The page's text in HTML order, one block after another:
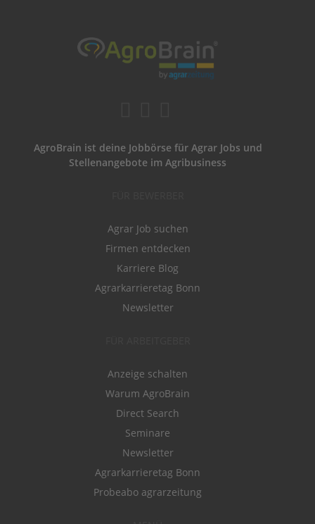
AgroBrain ist deine Jobbörse für Agrar Jobs und
Stellenangebote im Agribusiness
Agrar Job suchen
Firmen entdecken
Karriere Blog
Agrarkarrieretag Bonn
Newsletter
Anzeige schalten
Warum AgroBrain
Direct Search
Seminare
Newsletter
Agrarkarrieretag Bonn
Probeabo agrarzeitung